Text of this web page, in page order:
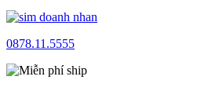
0878.11.5555